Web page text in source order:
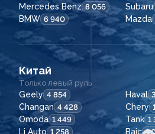
Mercedes Benz 8 056 Subaru
BMW 6 940 Mazda
Китай
Только левый руль
Geely 4 854 Haval
Changan 4 428 Chery
Omoda 1 449 Tank 1
Li Auto 1 258 Baic 1